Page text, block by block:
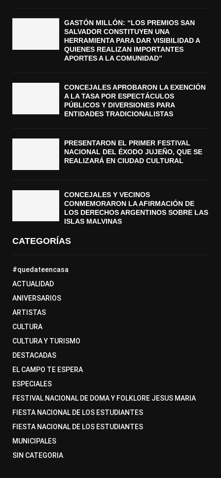
GASTÓN MILLÓN: “LOS PREMIOS SAN
SALVADOR CONSTITUYEN UNA
HERRAMIENTA PARA DAR VISIBILIDAD A
QUIENES REALIZAN IMPORTANTES
APORTES A LA COMUNIDAD”
CONCEJALES APROBARON LA EXENCIÓN
A LA TASA POR ESPECTÁCULOS
PÚBLICOS Y DIVERSIONES PARA
ENTIDADES TRADICIONALISTAS
PRESENTARON EL PRIMER FESTIVAL
NACIONAL DEL ÉXODO JUJEÑO, QUE SE
REALIZARÁ EN CIUDAD CULTURAL
CONCEJALES Y VECINOS
CONMEMORARON LA AFIRMACIÓN DE
LOS DERECHOS ARGENTINOS SOBRE LAS
ISLAS MALVINAS
CATEGORÍAS
#quedateencasa
ACTUALIDAD
ANIVERSARIOS
ARTISTAS
CULTURA
CULTURA Y TURISMO
DESTACADAS
EL CAMPO TE ESPERA
ESPECIALES
FESTIVAL NACIONAL DE DOMA Y FOLKLORE JESUS MARIA
FIESTA NACIONAL DE LOS ESTUDIANTES
FIESTA NACIONAL DE LOS ESTUDIANTES
MUNICIPALES
SIN CATEGORIA